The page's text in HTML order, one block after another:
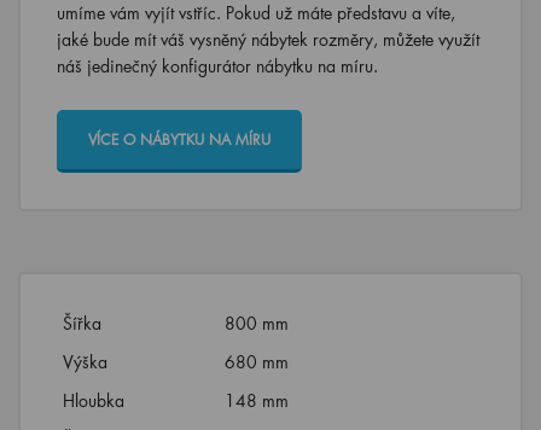
umíme vám vyjít vstříc. Pokud už máte představu a víte,
jaké bude mít váš vysněný nábytek rozměry, můžete využít
náš jedinečný konfigurátor nábytku na míru.
VÍCE O NÁBYTKU NA MÍRU
Šířka
800 mm
Výška
680 mm
Hloubka
148 mm